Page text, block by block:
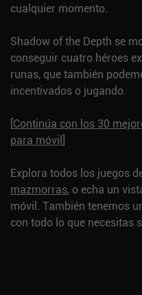
cualquier momento.
Shadow of the Depth se
conseguir cuatro héroes
runas, que también
incentivados o jugando.
[Continúa con los 30
para móvil]
Explora todos los juegos
mazmorras, o echa un
móvil. También tenemos
con todo lo que necesitas